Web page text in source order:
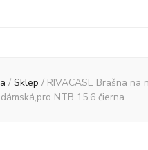
/ Sklep / RIVACASE Brašna na
dámská,pro NTB 15,6 čierna